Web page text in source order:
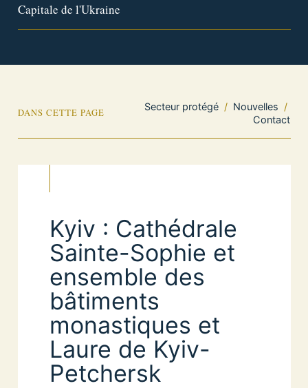
Capitale de l'Ukraine
DANS CETTE PAGE
Secteur protégé / Nouvelles /
Contact
Kyiv : Cathédrale
Sainte-Sophie et
ensemble des
bâtiments
monastiques et
Laure de Kyiv-
Petchersk